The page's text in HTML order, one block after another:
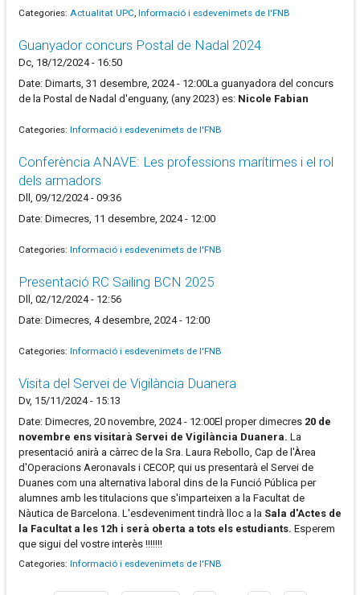
Categories: Actualitat UPC Informació i esdevenimets de l'FNB
Guanyador concurs Postal de Nadal 2024
Dc, 18/12/2024 - 16:50
Date: Dimarts, 31 desembre, 2024 - 12:00La guanyadora del concurs
de la Postal de Nadal d'enguany, (any 2023) es: Nicole Fabian
Categories: Informació i esdevenimets de l'FNB
Conferència ANAVE: Les professions marítimes i el rol
dels armadors
Dll, 09/12/2024 - 09:36
Date: Dimecres, 11 desembre, 2024 - 12:00
Categories: Informació i esdevenimets de l'FNB
Presentació RC Sailing BCN 2025
Dll, 02/12/2024 - 12:56
Date: Dimecres, 4 desembre, 2024 - 12:00
Categories: Informació i esdevenimets de l'FNB
Visita del Servei de Vigilància Duanera
Dv, 15/11/2024 - 15:13
Date: Dimecres, 20 novembre, 2024 - 12:00El proper dimecres 20 de
novembre ens visitarà Servei de Vigilància Duanera. La
presentació anirà a càrrec de la Sra. Laura Rebollo, Cap de l'Àrea
d'Operacions Aeronavals i CECOP, qui us presentarà el Servei de
Duanes com una alternativa laboral dins de la Funció Pública per
alumnes amb les titulacions que s'imparteixen a la Facultat de
Nàutica de Barcelona. L'esdeveniment tindrà lloc a la Sala d'Actes de
la Facultat a les 12h i serà oberta a tots els estudiants. Esperem
que sigui del vostre interès !!!!!!!
Categories: Informació i esdevenimets de l'FNB